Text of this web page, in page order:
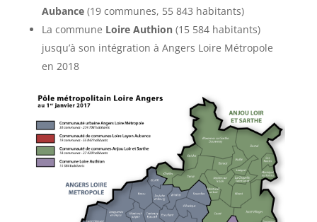
Aubance(19 communes, 55 843 habitants)
La commune Loire Authion(15 584 habitants)
jusqu’à son intégration à Angers Loire Métropole
en 2018